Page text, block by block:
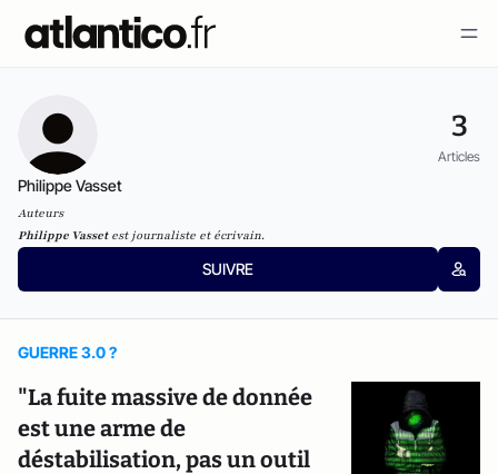
3
Articles
Philippe Vasset
Auteurs
Philippe Vassetest journaliste et écrivain.
SUIVRE
GUERRE 3.0 ?
"La fuite massive de donnée
est une arme de
déstabilisation, pas un outil